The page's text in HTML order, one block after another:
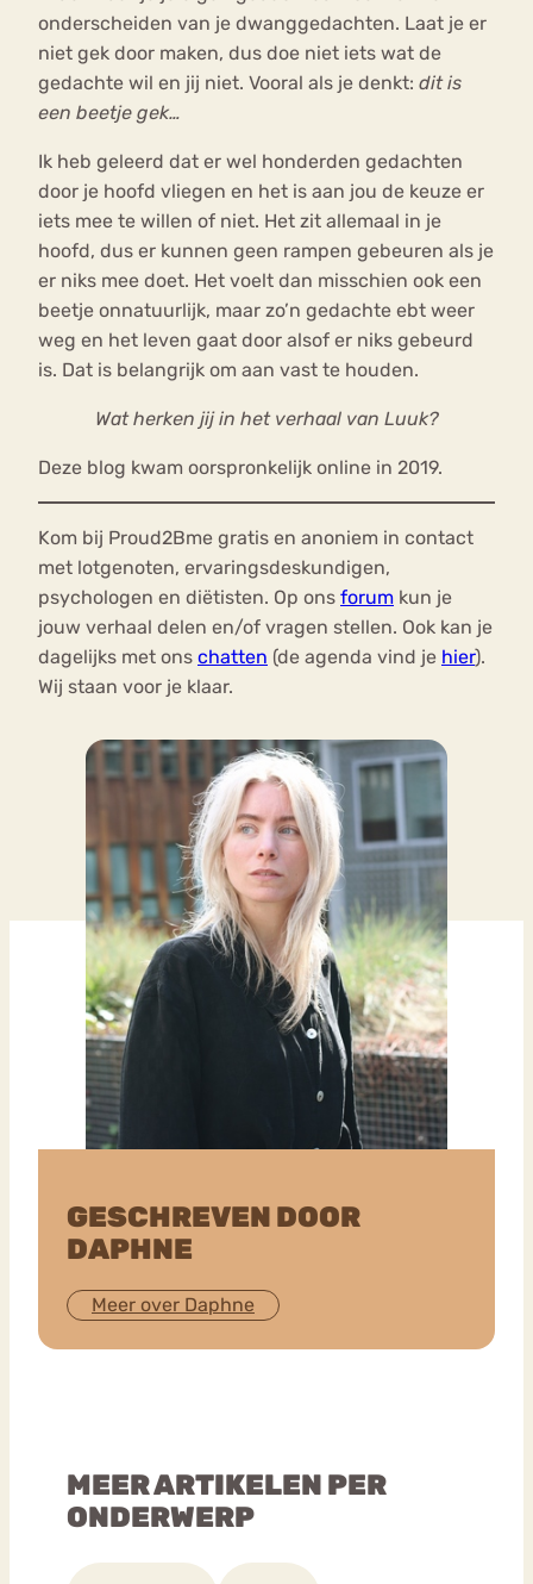
onderscheiden van je dwanggedachten. Laat je er
niet gek door maken, dus doe niet iets wat de
gedachte wil en jij niet. Vooral als je denkt: dit is
een beetje gek…
Ik heb geleerd dat er wel honderden gedachten
door je hoofd vliegen en het is aan jou de keuze er
iets mee te willen of niet. Het zit allemaal in je
hoofd, dus er kunnen geen rampen gebeuren als je
er niks mee doet. Het voelt dan misschien ook een
beetje onnatuurlijk, maar zo’n gedachte ebt weer
weg en het leven gaat door alsof er niks gebeurd
is. Dat is belangrijk om aan vast te houden.
Wat herken jij in het verhaal van Luuk?
Deze blog kwam oorspronkelijk online in 2019.
Kom bij Proud2Bme gratis en anoniem in contact
met lotgenoten, ervaringsdeskundigen,
psychologen en diëtisten. Op ons forum kun je
jouw verhaal delen en/of vragen stellen. Ook kan je
dagelijks met ons chatten (de agenda vind je hier).
Wij staan voor je klaar.
GESCHREVEN DOOR
DAPHNE
Meer over Daphne
MEER ARTIKELEN PER
ONDERWERP